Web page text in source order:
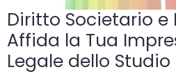
Diritto Societario e
Affida la Tua
Legale dello